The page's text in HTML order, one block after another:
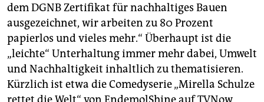
dem DGNB Zertifikat für nachhaltiges Bauen
ausgezeichnet, wir arbeiten zu 80 Prozent
papierlos und vieles mehr.“ Überhaupt ist die
„leichte“ Unterhaltung immer mehr dabei, Umwelt
und Nachhaltigkeit inhaltlich zu thematisieren.
Kürzlich ist etwa die Comedyserie „Mirella Schulze